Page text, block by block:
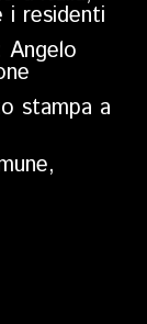
i residenti
Angelo
stampa a